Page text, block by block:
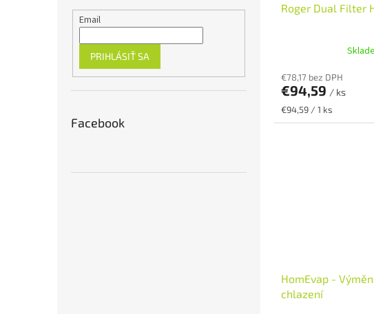
Email
PRIHLÁSIŤ SA
Facebook
Roger Dual Filter
€78,17 bez DPH
€94,59 / ks
Jednotková
cena:
€94,59 / 1 ks
HomEvap -
chlazení